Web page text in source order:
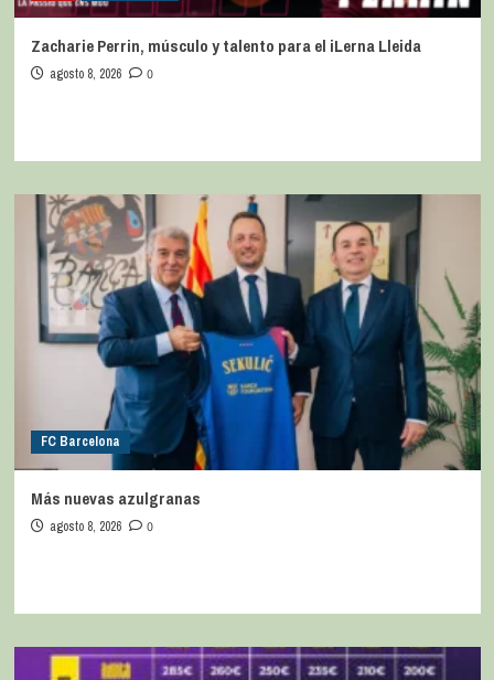
Zacharie Perrin, músculo y talento para el iLerna Lleida
agosto 8, 2026 0
FC Barcelona
Más nuevas azulgranas
agosto 8, 2026 0